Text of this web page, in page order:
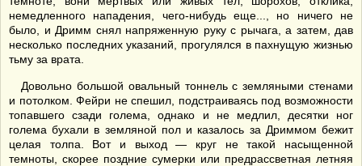
немедленного нападения, чего-нибудь еще..., но ничего не
было, и Дримм снял напряженную руку с рычага, а затем, дав
несколько последних указаний, прогулялся в пахнущую жизнью
тьму за врата.
Довольно большой овальный тоннель с земляными стенами
и потолком. Фейри не спешил, подстраиваясь под возможности
топавшего сзади голема, однако и не медлил, десятки ног
голема бухали в земляной пол и казалось за Дриммом бежит
целая толпа. Вот и выход — круг не такой насыщенной
темноты, скорее поздние сумерки или предрассветная летняя